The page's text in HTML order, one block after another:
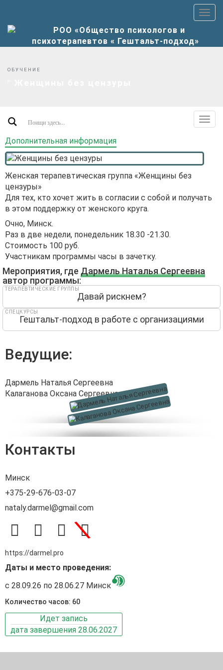
ОБУЧЕНИЕ
Дополнительная информация
Женская терапевтическая группа «Женщины без
цензуры»
Для тех, кто хочет жить в согласии с собой и получать
в этом поддержку от женского круга.
Очно, Минск.
Раз в две недели, понедельник 18.30 -21.30.
Стоимость 100 руб.
Участникам программы часы в зачетку.
Мероприятия, где Дармель Наталья Сергеевна
автор программы:
Давай рискнем?
ТЕРАПЕВТИЧЕСКИЕ ГРУППЫ
Гештальт-подход в работе с организациями
СПЕЦКУРСЫ
Ведущие:
Дармель Наталья Сергеевна
Калаганова Оксана Сергеевна
Контакты
Минск
+375-29-676-03-07
nataly.darmel@gmail.com
\
https://darmel.pro
Даты и место проведения:
с 28.09.26 по 28.06.27 Минск
Количество часов: 60
Идет запись
дата завершения 28.06.2027